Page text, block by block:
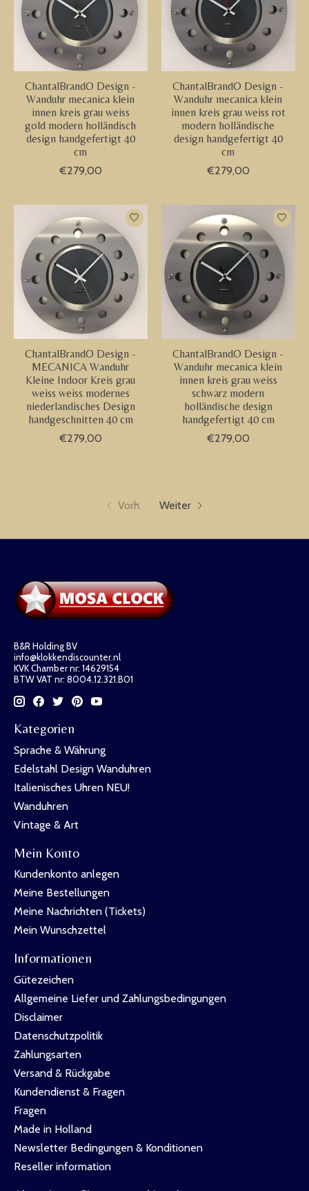
ChantalBrandO Design -
Wanduhr mecanica klein
innen kreis grau weiss
gold modern holländisch
design handgefertigt 40
cm
€279,00
ChantalBrandO Design -
Wanduhr mecanica klein
innen kreis grau weiss rot
modern holländische
design handgefertigt 40
cm
€279,00
ChantalBrandO Design -
MECANICA Wanduhr
Kleine Indoor Kreis grau
weiss weiss modernes
niederlandisches Design
handgeschnitten 40 cm
€279,00
ChantalBrandO Design -
Wanduhr mecanica klein
innen kreis grau weiss
schwarz modern
holländische design
handgefertigt 40 cm
€279,00
Vorh. Weiter
B&R Holding BV
info@klokkendiscounter.nl
KVK Chamber nr: 14629154
BTW VAT nr: 8004.12.321.B01
Kategorien
Sprache & Währung
Edelstahl Design Wanduhren
Italienisches Uhren NEU!
Wanduhren
Vintage & Art
Mein Konto
Kundenkonto anlegen
Meine Bestellungen
Meine Nachrichten (Tickets)
Mein Wunschzettel
Informationen
Gütezeichen
Allgemeine Liefer und Zahlungsbedingungen
Disclaimer
Datenschutzpolitik
Zahlungsarten
Versand & Rückgabe
Kundendienst & Fragen
Fragen
Made in Holland
Newsletter Bedingungen & Konditionen
Reseller information